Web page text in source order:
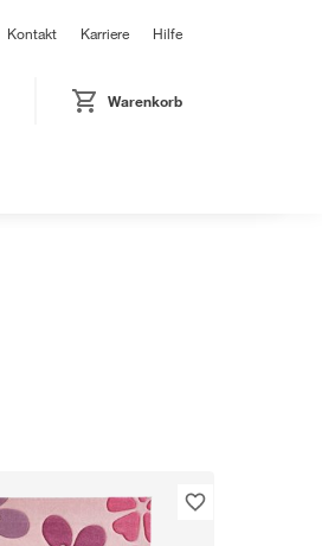
Kontakt Karriere Hilfe
Warenkorb